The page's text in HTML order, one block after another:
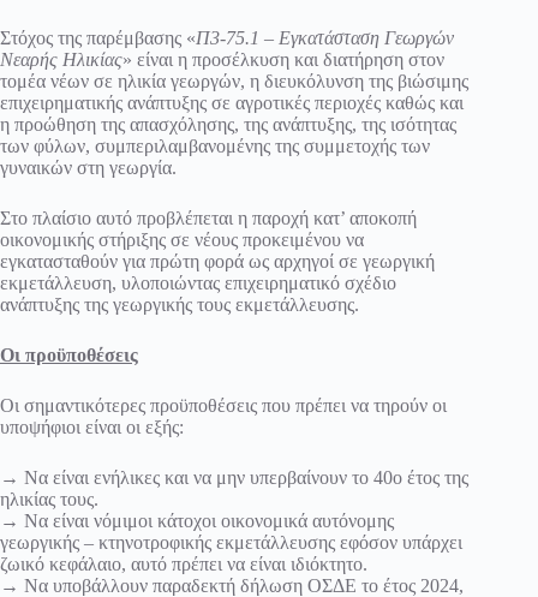
Στόχος της παρέμβασης «Π3-75.1 – Εγκατάσταση Γεωργών
Νεαρής Ηλικίας» είναι η προσέλκυση και διατήρηση στον
τομέα νέων σε ηλικία γεωργών, η διευκόλυνση της βιώσιμης
επιχειρηματικής ανάπτυξης σε αγροτικές περιοχές καθώς και
η προώθηση της απασχόλησης, της ανάπτυξης, της ισότητας
των φύλων, συμπεριλαμβανομένης της συμμετοχής των
γυναικών στη γεωργία.
Στο πλαίσιο αυτό προβλέπεται η παροχή κατ’ αποκοπή
οικονομικής στήριξης σε νέους προκειμένου να
εγκατασταθούν για πρώτη φορά ως αρχηγοί σε γεωργική
εκμετάλλευση, υλοποιώντας επιχειρηματικό σχέδιο
ανάπτυξης της γεωργικής τους εκμετάλλευσης.
Οι προϋποθέσεις
Οι σημαντικότερες προϋποθέσεις που πρέπει να τηρούν οι
υποψήφιοι είναι οι εξής:
→ Να είναι ενήλικες και να μην υπερβαίνουν το 40ο έτος της
ηλικίας τους.
→ Να είναι νόμιμοι κάτοχοι οικονομικά αυτόνομης
γεωργικής – κτηνοτροφικής εκμετάλλευσης εφόσον υπάρχει
ζωικό κεφάλαιο, αυτό πρέπει να είναι ιδιόκτητο.
→ Να υποβάλλουν παραδεκτή δήλωση ΟΣΔΕ το έτος 2024,